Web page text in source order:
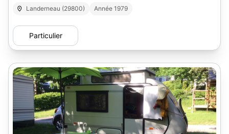
Landerneau (29800) Année 1979
Particulier